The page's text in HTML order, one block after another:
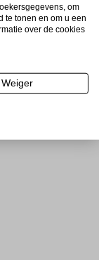
om
te tonen en om u een
over de cookies
Weiger